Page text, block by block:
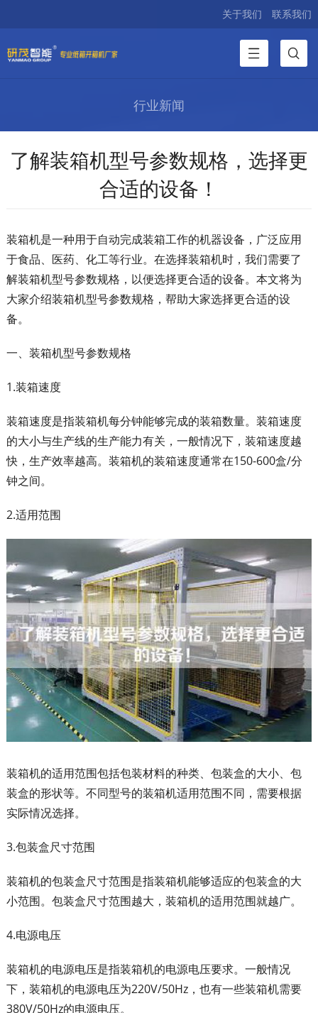
关于我们 联系我们
行业新闻
了解装箱机型号参数规格，选择更
合适的设备！
装箱机是一种用于自动完成装箱工作的机器设备，广泛应用
于食品、医药、化工等行业。在选择装箱机时，我们需要了
解装箱机型号参数规格，以便选择更合适的设备。本文将为
大家介绍装箱机型号参数规格，帮助大家选择更合适的设
备。
一、装箱机型号参数规格
1.装箱速度
装箱速度是指装箱机每分钟能够完成的装箱数量。装箱速度
的大小与生产线的生产能力有关，一般情况下，装箱速度越
快，生产效率越高。装箱机的装箱速度通常在150-600盒/分
钟之间。
2.适用范围
装箱机的适用范围包括包装材料的种类、包装盒的大小、包
装盒的形状等。不同型号的装箱机适用范围不同，需要根据
实际情况选择。
3.包装盒尺寸范围
装箱机的包装盒尺寸范围是指装箱机能够适应的包装盒的大
小范围。包装盒尺寸范围越大，装箱机的适用范围就越广。
4.电源电压
装箱机的电源电压是指装箱机的电源电压要求。一般情况
下，装箱机的电源电压为220V/50Hz，也有一些装箱机需要
380V/50Hz的电源电压。